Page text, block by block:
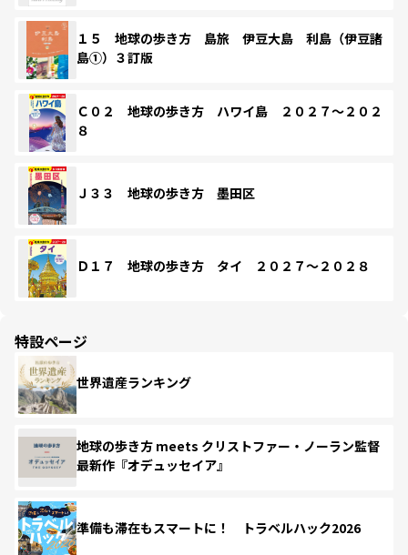
１５ 地球の歩き方 島旅 伊豆大島 利島（伊豆諸
島①）３訂版
Ｃ０２ 地球の歩き方 ハワイ島 ２０２７～２０２
８
Ｊ３３ 地球の歩き方 墨田区
Ｄ１７ 地球の歩き方 タイ ２０２７～２０２８
特設ページ
世界遺産ランキング
地球の歩き方 meets クリストファー・ノーラン監督
最新作『オデュッセイア』
準備も滞在もスマートに！ トラベルハック2026